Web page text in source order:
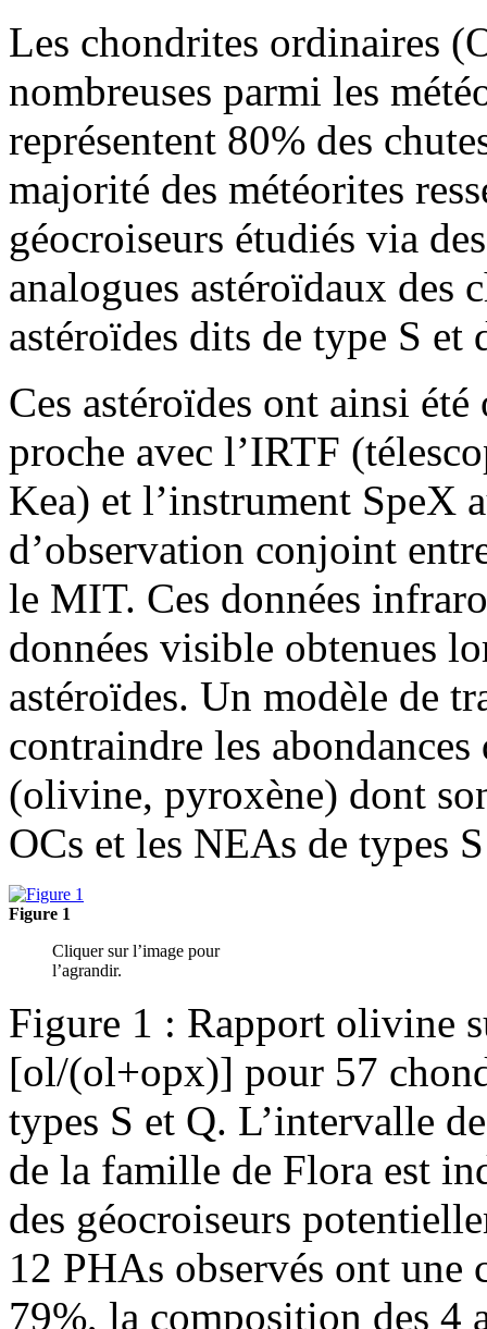
Les chondrites ordinaires
nombreuses parmi les
représentent 80% des
majorité des météorites
géocroiseurs étudiés via
analogues astéroïdaux des
astéroïdes dits de type S et
Ces astéroïdes ont ainsi
proche avec l’IRTF
Kea) et l’instrument SpeX
d’observation conjoint
le MIT. Ces données
données visible obtenues
astéroïdes. Un modèle de
contraindre les
(olivine, pyroxène) dont
OCs et les NEAs de types
Figure 1
Cliquer sur l’image pour
l’agrandir.
Figure 1 : Rapport olivine
[ol/(ol+opx)] pour 57
types S et Q. L’intervalle
de la famille de Flora est
des géocroiseurs
12 PHAs observés ont
79%, la composition des 4